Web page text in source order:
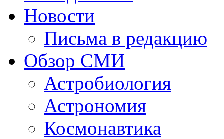
Новости
Письма в редакцию
Обзор СМИ
Астробиология
Астрономия
Космонавтика